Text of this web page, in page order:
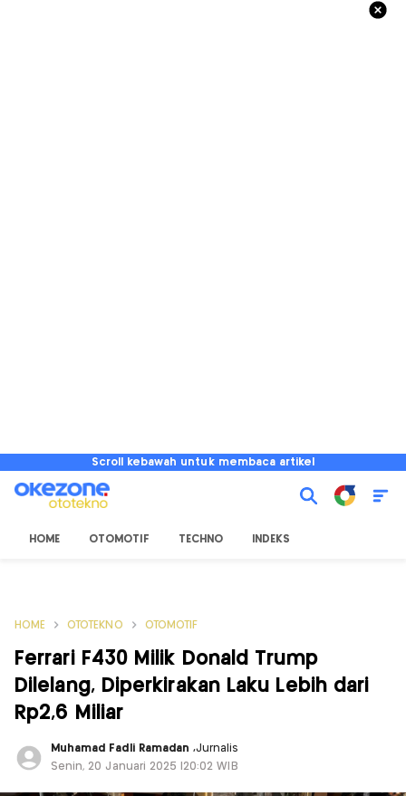
Scroll kebawah untuk membaca artikel
HOME OTOMOTIF TECHNO INDEKS
HOME OTOTEKNO OTOMOTIF
Ferrari F430 Milik Donald Trump
Dilelang, Diperkirakan Laku Lebih dari
Rp2,6 Miliar
Muhamad Fadli Ramadan,Jurnalis
Senin, 20 Januari 2025 |20:02 WIB